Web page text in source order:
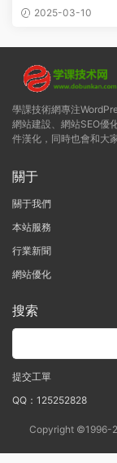
無限制版（已漢化
2025-03-10
學課技術網專注
網站建設、網站SEO優
件漢化，同時也會和大
關于
關于我們
本站服務
行業新聞
網站優化
搜索
提交工單
QQ：125252828
Copyright ©1996-